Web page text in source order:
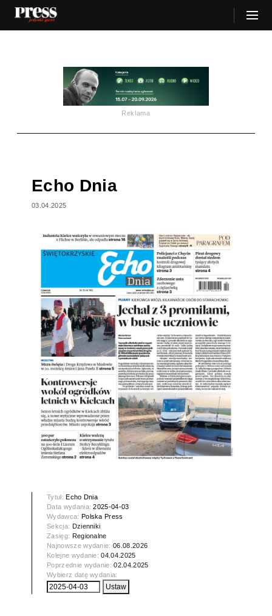
Reklama
Echo Dnia
03.04.2025
Tytuł: Echo Dnia
Data wydania:2025-04-03
Wydawca: Polska Press
Sekcja: Dzienniki
Zasięg: Regionalne
Najnowsze wydanie:06.08.2026
Kolejne wydanie:04.04.2025
Poprzednie wydanie:02.04.2025
Wybierz datę wydania: